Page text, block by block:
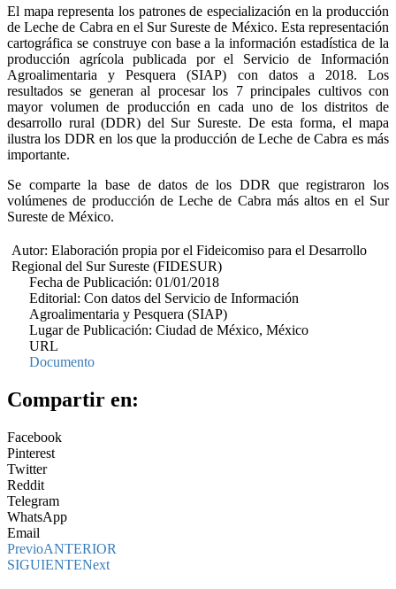
El mapa representa los patrones de especialización en la producción
de Leche de Cabra en el Sur Sureste de México. Esta representación
cartográfica se construye con base a la información estadística de la
producción agrícola publicada por el Servicio de Información
Agroalimentaria y Pesquera (SIAP) con datos a 2018. Los
resultados se generan al procesar los 7 principales cultivos con
mayor volumen de producción en cada uno de los distritos de
desarrollo rural (DDR) del Sur Sureste. De esta forma, el mapa
ilustra los DDR en los que la producción de Leche de Cabra es más
importante.
Se comparte la base de datos de los DDR que registraron los
volúmenes de producción de Leche de Cabra más altos en el Sur
Sureste de México.
Autor: Elaboración propia por el Fideicomiso para el Desarrollo
Regional del Sur Sureste (FIDESUR)
Fecha de Publicación: 01/01/2018
Editorial: Con datos del Servicio de Información
Agroalimentaria y Pesquera (SIAP)
Lugar de Publicación: Ciudad de México, México
URL
Documento
Compartir en:
Facebook
Pinterest
Twitter
Reddit
Telegram
WhatsApp
Email
PrevioANTERIOR
SIGUIENTENext